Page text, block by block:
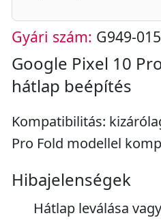
Gyári szám: G949-
Google Pixel 10
hátlap beépítés
Kompatibilitás:
Pro Fold modellel
Hibajelenségek
Hátlap leválása